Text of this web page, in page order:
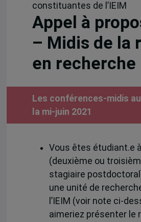
constituantes de l’IEIM
Appel à
– Midis de la
en recherche
Les conférences-midis
la mi-juin 2021
Vous êtes étudiant.e à
(deuxième ou
stagiaire
une unité de
l’IEIM (voir note ci-
aimeriez présenter le